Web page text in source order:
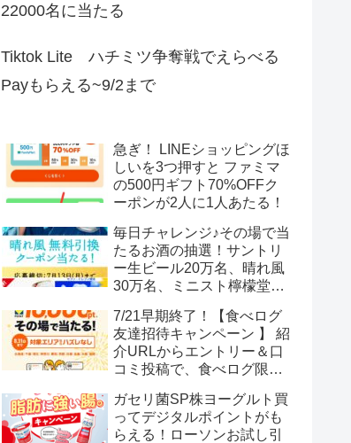
22000名に当たる
Tiktok Lite ハチミツ争奪戦でえらべる
Payもらえる~9/2まで
急ぎ！ LINEショッピングほ
しいを3つ押すと ファミマ
の500円ギフト70%OFFク
ーポンが2人に1人あたる！
毎日チャレンジ♪その場で当
たるお酒の抽選！サントリ
ー生ビール20万名、晴れ風
30万名、ミニスト檸檬堂2
ボール12.3万名
7/21早期終了！【食べログ
友達招待キャンペーン 】 紹
介URLからエントリー＆口
コミ投稿で、食べログ限定
トがもらえる
ガセリ菌SP株ヨーグルト買
ってデジタルポイントがも
らえる！ローソンお試し引